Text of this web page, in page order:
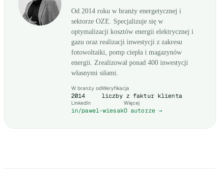
Od 2014 roku w branży energetycznej i
sektorze OZE. Specjalizuje się w
optymalizacji kosztów energii elektrycznej i
gazu oraz realizacji inwestycji z zakresu
fotowoltaiki, pomp ciepła i magazynów
energii. Zrealizował ponad 400 inwestycji
własnymi siłami.
W branży od
2014
Weryfikacja
liczby z faktur klienta
LinkedIn
in/pawel-wiesak
Więcej
O autorze →